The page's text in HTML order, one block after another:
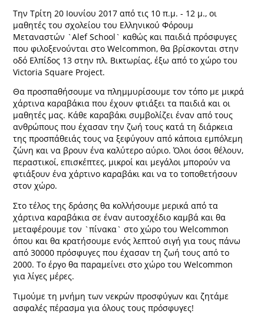
Την Τρίτη 20 Ιουνίου 2017 από τις 10 π.μ. - 12 μ., οι
μαθητές του σχολείου του Ελληνικού Φόρουμ
Μεταναστών `Alef School` καθώς και παιδιά πρόσφυγες
που φιλοξενούνται στο Welcommon, θα βρίσκονται στην
οδό Ελπίδος 13 στην πλ. Βικτωρίας, έξω από το χώρο του
Victoria Square Project.
Θα προσπαθήσουμε να πλημμυρίσουμε τον τόπο με μικρά
χάρτινα καραβάκια που έχουν φτιάξει τα παιδιά και οι
μαθητές μας. Κάθε καραβάκι συμβολίζει έναν από τους
ανθρώπους που έχασαν την ζωή τους κατά τη διάρκεια
της προσπάθειάς τους να ξεφύγουν από κάποια εμπόλεμη
ζώνη και να βρουν ένα καλύτερο αύριο. Όλοι όσοι θέλουν,
περαστικοί, επισκέπτες, μικροί και μεγάλοι μπορούν να
φτιάξουν ένα χάρτινο καραβάκι και να το τοποθετήσουν
στον χώρο.
Στο τέλος της δράσης θα κολλήσουμε μερικά από τα
χάρτινα καραβάκια σε έναν αυτοσχέδιο καμβά και θα
μεταφέρουμε τον `πίνακα` στο χώρο του Welcommon
όπου και θα κρατήσουμε ενός λεπτού σιγή για τους πάνω
από 30000 πρόσφυγες που έχασαν τη ζωή τους από το
2000. Το έργο θα παραμείνει στο χώρο του Welcommon
για λίγες μέρες.
Τιμούμε τη μνήμη των νεκρών προσφύγων και ζητάμε
ασφαλές πέρασμα για όλους τους πρόσφυγες!